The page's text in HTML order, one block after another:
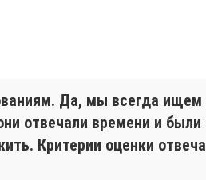
Да, мы всегда
отвечали времени и
Критерии оценки